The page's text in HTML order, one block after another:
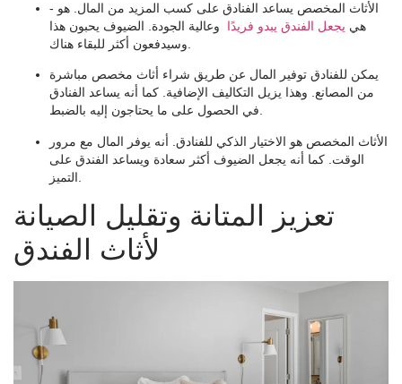
الأثاث المخصص يساعد الفنادق على كسب المزيد من المال. هو -
هي يجعل الفندق يبدو فريدًا
وعالية الجودة. الضيوف يحبون هذا
يمكن للفنادق توفير المال عن طريق شراء أثاث مخصص مباشرة
من المصانع. وهذا يزيل التكاليف الإضافية. كما أنه يساعد الفنادق
في الحصول على ما يحتاجون إليه بالضبط.
الأثاث المخصص هو الاختيار الذكي للفنادق. أنه يوفر المال مع مرور
الوقت. كما أنه يجعل الضيوف أكثر سعادة ويساعد الفندق على
تعزيز المتانة وتقليل الصيانة
لأثاث الفندق